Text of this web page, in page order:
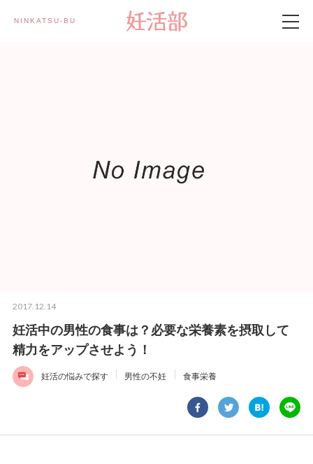
NINKATSU-BU 妊活部
2017.12.14
妊活中の男性の食事は？必要な栄養素を摂取して
精力をアップさせよう！
妊活の悩みで探す 男性の不妊 食事栄養